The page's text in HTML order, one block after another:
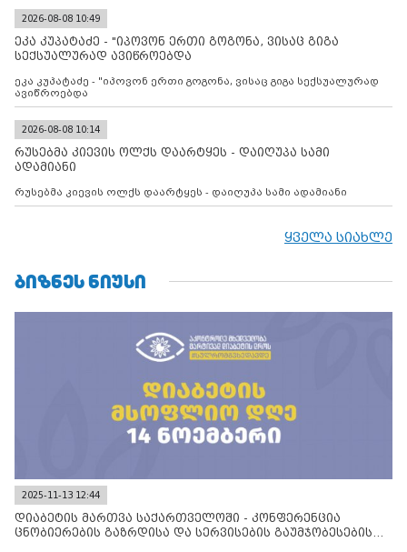
კონტროლს ოკუპირებულ რეგიონებში, აგრძელებს მათი
მილიტარიზაციის პროცესს და აქტიურად დგამს ნაბიჯებს მათი
ფაქტობრივი ანექსიისკენ
2026-08-08 10:49
ეკა კუპატაძე - "იპოვონ ერთი გოგონა, ვისაც გიგა
სექსუალურად ავიწროებდა
ეკა კუპატაძე - "იპოვონ ერთი გოგონა, ვისაც გიგა სექსუალურად
ავიწროებდა
2026-08-08 10:14
რუსებმა კიევის ოლქს დაარტყეს - დაიღუპა სამი
ადამიანი
რუსებმა კიევის ოლქს დაარტყეს - დაიღუპა სამი ადამიანი
ყველა სიახლე
ᲑᲘᲖᲜᲔᲡ ᲜᲘᲣᲡᲘ
2025-11-13 12:44
დიაბეტის მართვა საქართველოში - კონფერენცია
ცნობიერების გაზრდისა და სერვისების გაუმჯობესების